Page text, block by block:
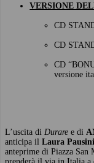
VERSIONE
CD
CD
CD
versione
L’uscita di Duraree di
anticipa ilLaura
anteprime di Piazza San
prenderà il via in Italia a